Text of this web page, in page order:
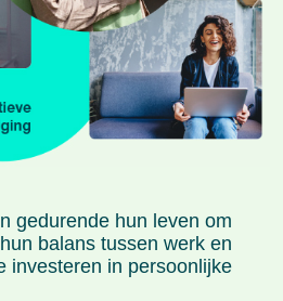
gedurende hun leven om
balans tussen werk en
investeren in persoonlijke